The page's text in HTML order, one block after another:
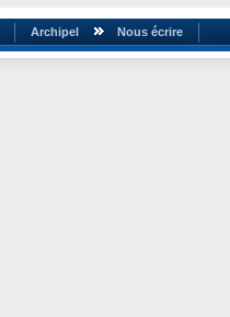
Archipel Nous écrire